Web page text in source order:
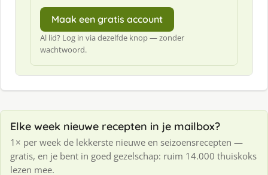
Maak een gratis account
Al lid? Log in via dezelfde knop — zonder
wachtwoord.
Elke week nieuwe recepten in je mailbox?
1× per week de lekkerste nieuwe en seizoensrecepten —
gratis, en je bent in goed gezelschap: ruim 14.000 thuiskoks
lezen mee.